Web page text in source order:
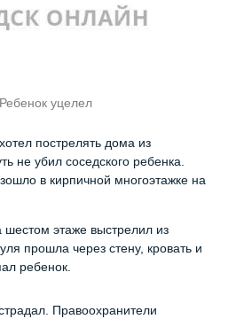
Ребенок уцелел
пострелять дома из
не убил соседского ребенка.
в кирпичной многоэтажке на
шестом этаже выстрелил из
прошла через стену, кровать и
ребенок.
Правоохранители